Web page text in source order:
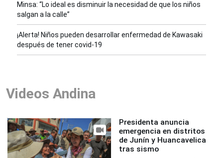
Minsa: “Lo ideal es disminuir la necesidad de que los niños
salgan a la calle”
¡Alerta! Niños pueden desarrollar enfermedad de Kawasaki
después de tener covid-19
Videos Andina
Presidenta anuncia
emergencia en distritos
de Junín y Huancavelica
tras sismo